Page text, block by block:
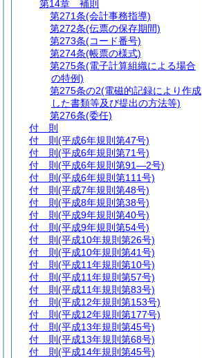
第14章
補則
第271条(会計事務指導)
第272条(伝票の保存期間)
第273条(コード番号)
第274条(帳票の様式)
第275条(電子計算組織による場合
の特例)
第275条の2(電磁的記録により作成
した書類等及び提出の方法等)
第276条(委任)
付 則
付 則 (平成6年規則第47号)
付 則 (平成6年規則第71号)
付 則 (平成6年規則第91―2号)
付 則 (平成6年規則第111号)
付 則 (平成7年規則第48号)
付 則 (平成8年規則第38号)
付 則 (平成9年規則第40号)
付 則 (平成9年規則第54号)
付 則 (平成10年規則第26号)
付 則 (平成10年規則第41号)
付 則 (平成11年規則第10号)
付 則 (平成11年規則第57号)
付 則 (平成11年規則第83号)
付 則 (平成12年規則第153号)
付 則 (平成12年規則第177号)
付 則 (平成13年規則第45号)
付 則 (平成13年規則第68号)
付 則 (平成14年規則第45号)